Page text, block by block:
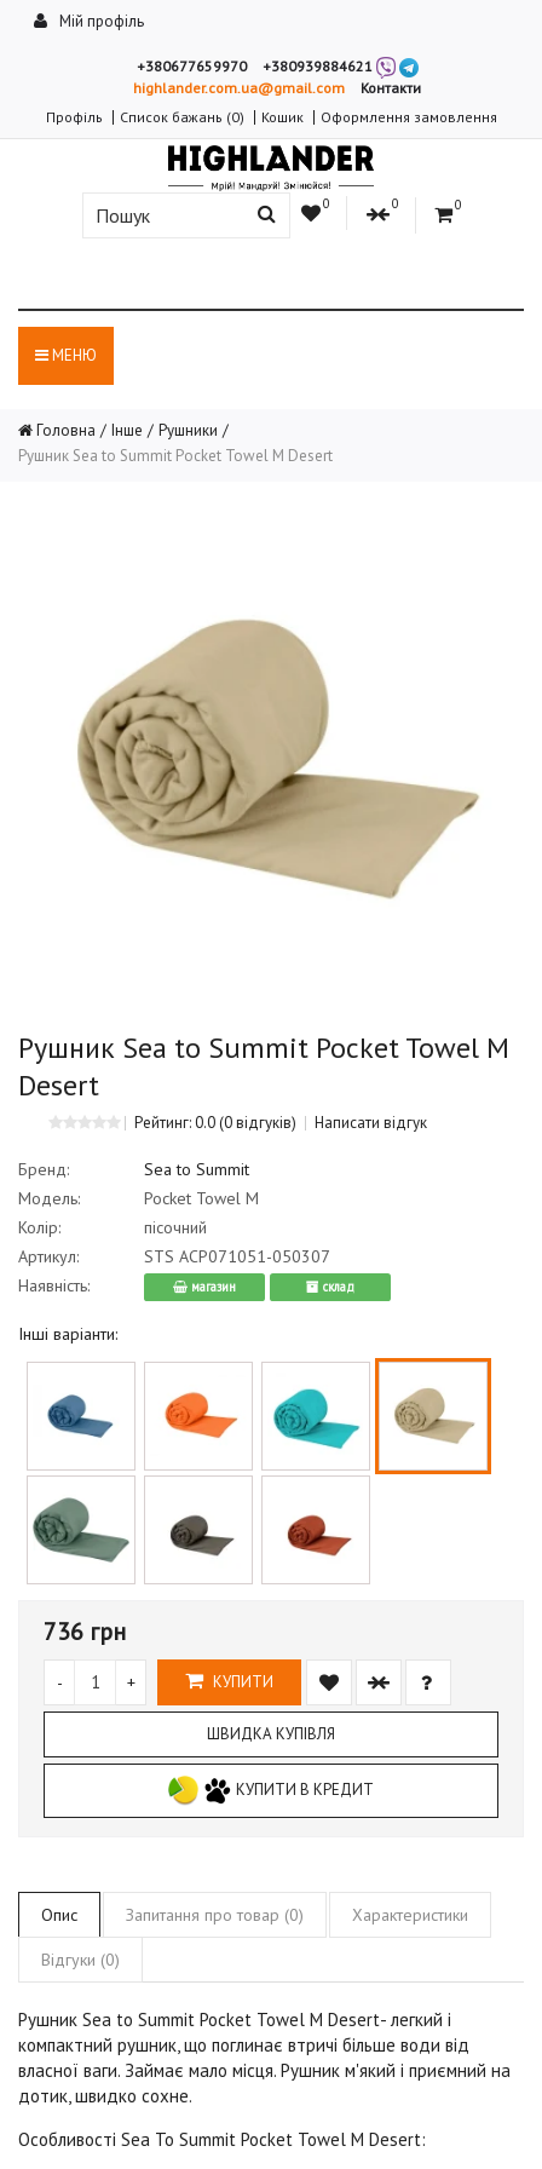
Мій профіль
+380677659970
+380939884621
highlander.com.ua@gmail.com
Контакти
Профіль
Список бажань (0) Кошик Оформлення замовлення
0 0 0
МЕНЮ
Головна Інше
Рушники
Рушник Sea to Summit Pocket Towel M Desert
Рушник Sea to Summit Pocket Towel M
Desert
Рейтинг: 0.0(0 відгуків) Написати відгук
Бренд:
Sea to Summit
Модель:
Pocket Towel M
Колір:
пісочний
Артикул:
STS ACP071051-050307
Наявність:
магазин cклад
Інші варіанти:
736 грн
- + КУПИТИ
ШВИДКА КУПІВЛЯ
КУПИТИ В КРЕДИТ
Опис Запитання про товар (0) Характеристики
Відгуки (0)
Рушник Sea to Summit Pocket Towel M Desert- легкий і
компактний рушник, що поглинає втричі більше води від
власної ваги. Займає мало місця. Рушник м'який і приємний на
дотик, швидко сохне.
Особливості Sea To Summit Pocket Towel M Desert: